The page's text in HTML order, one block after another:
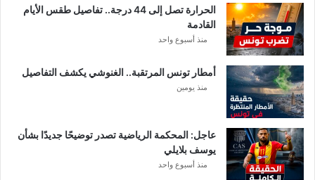
الحرارة تصل إلى 44 درجة.. تفاصيل طقس الأيام
القادمة
منذ أسبوع واحد
أمطار تونس المرتقبة.. الغنوشي يكشف التفاصيل
منذ يومين
عاجل: المحكمة الرياضية تصدر توضيحًا جديدًا بشأن
يوسف بلايلي
منذ أسبوع واحد